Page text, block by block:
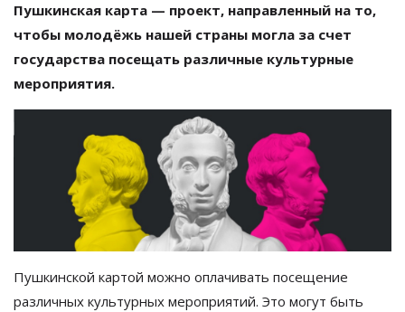
Пушкинская карта — проект, направленный на то,
чтобы молодёжь нашей страны могла за счет
государства посещать различные культурные
мероприятия.
Пушкинской картой можно оплачивать посещение
различных культурных мероприятий. Это могут быть